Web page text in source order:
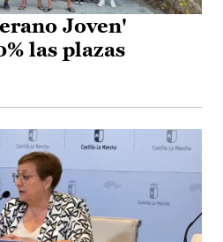
Joven'
las plazas